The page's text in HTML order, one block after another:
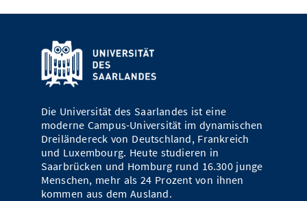
Die Universität des Saarlandes ist eine
moderne Campus-Universität im dynamischen
Dreiländereck von Deutschland, Frankreich
und Luxembourg. Heute studieren in
Saarbrücken und Homburg rund 16.300 junge
Menschen, mehr als 24 Prozent von ihnen
kommen aus dem Ausland.